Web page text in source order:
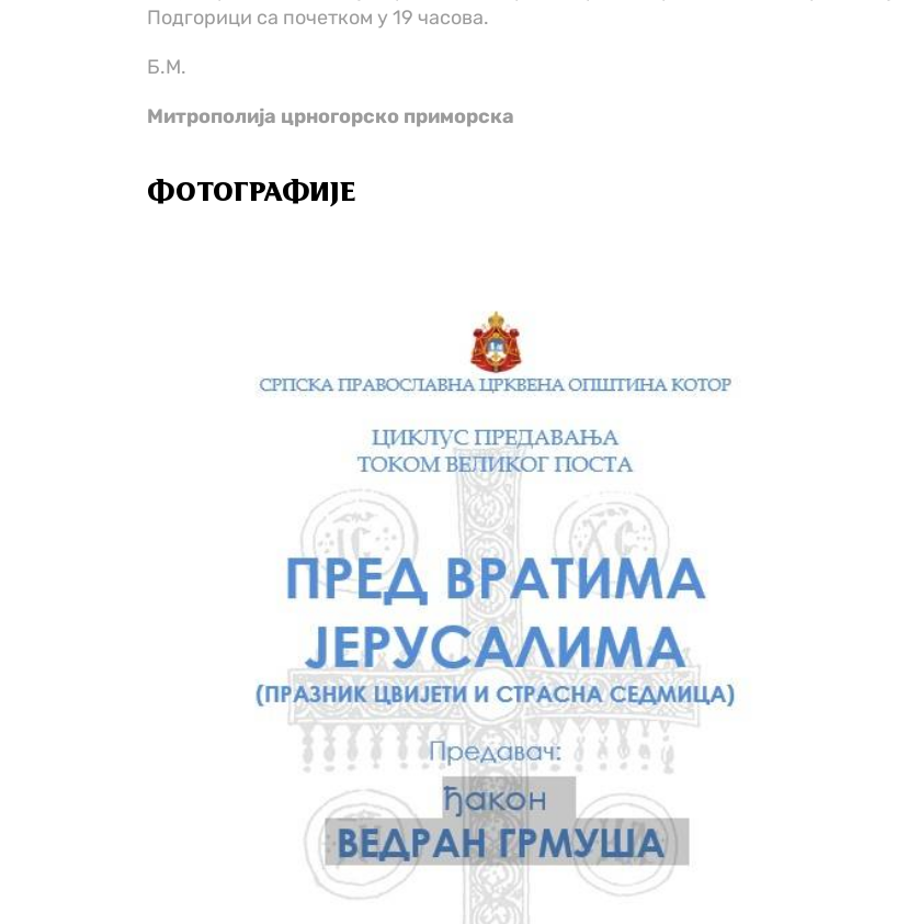
Подгорици са почетком у 19 часова.
Б.М.
Митрополија црногорско приморска
ФОТОГРАФИЈЕ